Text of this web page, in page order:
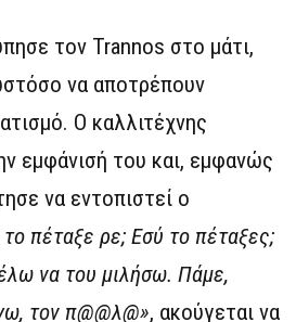
τον Trannos στο μάτι,
να αποτρέπουν
Ο καλλιτέχνης
εμφάνισή του και, εμφανώς
να εντοπιστεί ο
πέταξε ρε; Εσύ το πέταξες;
να του μιλήσω. Πάμε,
τον π@@λ@», ακούγεται να